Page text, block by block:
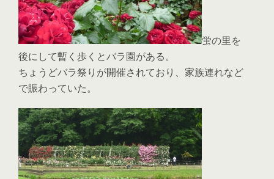
蛍の里を
後にして暫く歩くとバラ園がある。
ちょうどバラ祭りが開催されており、家族連れなど
で賑わっていた。